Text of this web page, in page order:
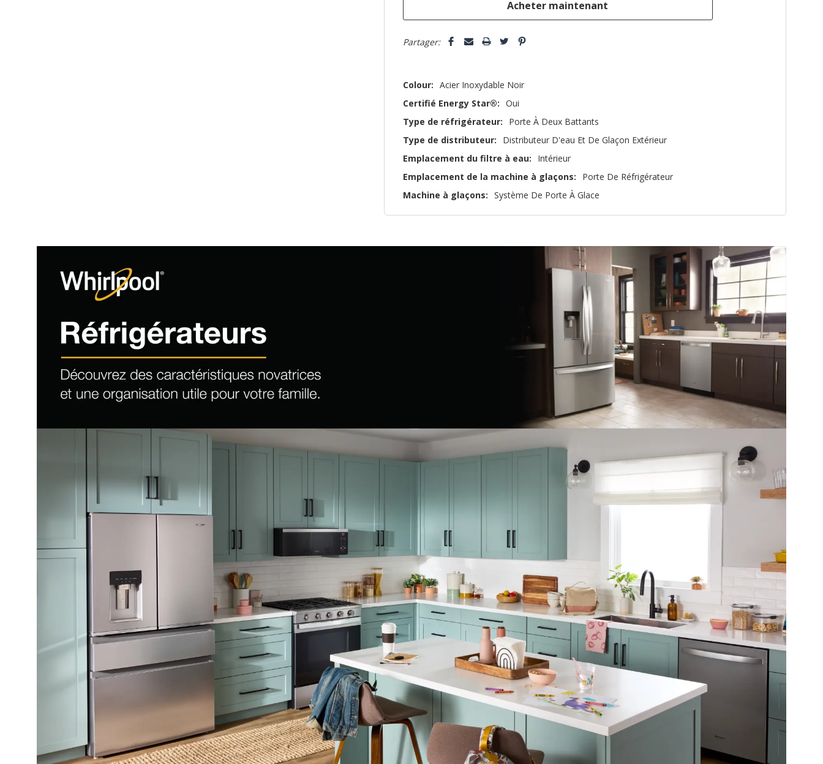
Partager:
Colour: Acier Inoxydable Noir
Certifié Energy Star®: Oui
Type de réfrigérateur:
Porte À Deux Battants
Type de distributeur:
Distributeur D'eau Et De Glaçon Extérieur
Emplacement du filtre à eau:
Intérieur
Emplacement de la machine à glaçons:
Porte De Réfrigérateur
Machine à glaçons: Système De Porte À Glace